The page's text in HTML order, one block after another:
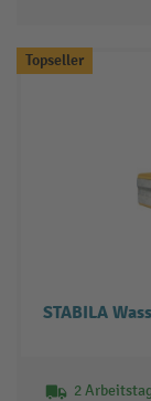
Topseller
STABILA
2